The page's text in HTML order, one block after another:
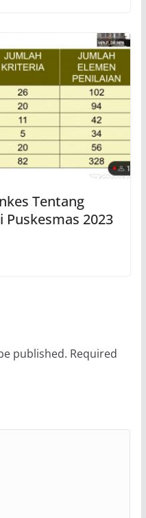
Tentang
2023
published. Required